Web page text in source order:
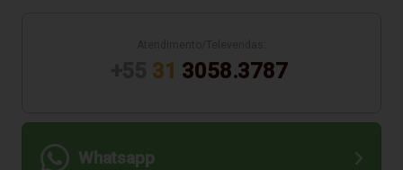
31 3058.3787
Whatsapp